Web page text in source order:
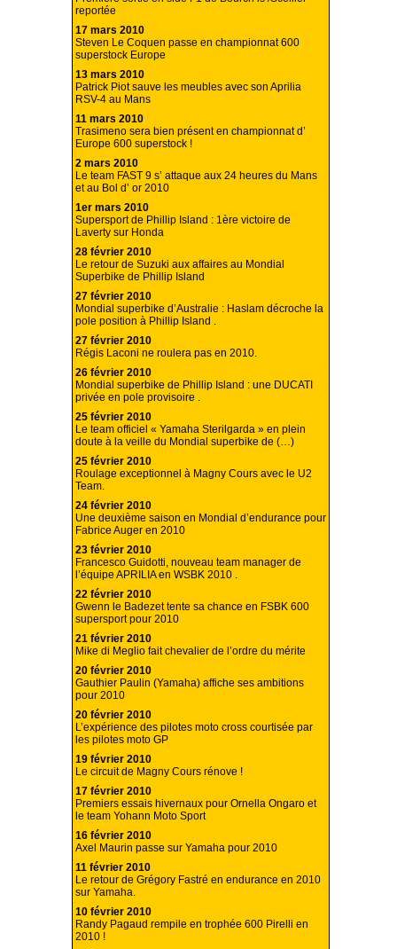
reportée
17 mars 2010
Steven Le Coquen passe en championnat 600
superstock Europe
13 mars 2010
Patrick Piot sauve les meubles avec son Aprilia
RSV-4 au Mans
11 mars 2010
Trasimeno sera bien présent en championnat d’
Europe 600 superstock !
2 mars 2010
Le team FAST 9 s’ attaque aux 24 heures du Mans
et au Bol d’ or 2010
1er mars 2010
Supersport de Phillip Island : 1ère victoire de
Laverty sur Honda
28 février 2010
Le retour de Suzuki aux affaires au Mondial
Superbike de Phillip Island
27 février 2010
Mondial superbike d’Australie : Haslam décroche la
pole position à Phillip Island .
27 février 2010
Régis Laconi ne roulera pas en 2010.
26 février 2010
Mondial superbike de Phillip Island : une DUCATI
privée en pole provisoire .
25 février 2010
Le team officiel « Yamaha Sterilgarda » en plein
doute à la veille du Mondial superbike de (…)
25 février 2010
Roulage exceptionnel à Magny Cours avec le U2
Team.
24 février 2010
Une deuxième saison en Mondial d’endurance pour
Fabrice Auger en 2010
23 février 2010
Francesco Guidotti, nouveau team manager de
l’équipe APRILIA en WSBK 2010 .
22 février 2010
Gwenn le Badezet tente sa chance en FSBK 600
supersport pour 2010
21 février 2010
Mike di Meglio fait chevalier de l’ordre du mérite
20 février 2010
Gauthier Paulin (Yamaha) affiche ses ambitions
pour 2010
20 février 2010
L’expérience des pilotes moto cross courtisée par
les pilotes moto GP
19 février 2010
Le circuit de Magny Cours rénove !
17 février 2010
Premiers essais hivernaux pour Ornella Ongaro et
le team Yohann Moto Sport
16 février 2010
Axel Maurin passe sur Yamaha pour 2010
11 février 2010
Le retour de Grégory Fastré en endurance en 2010
sur Yamaha.
10 février 2010
Randy Pagaud rempile en trophée 600 Pirelli en
2010 !